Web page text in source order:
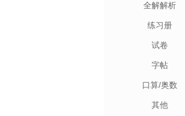
全解解析
练习册
试卷
字帖
口算/奥数
其他